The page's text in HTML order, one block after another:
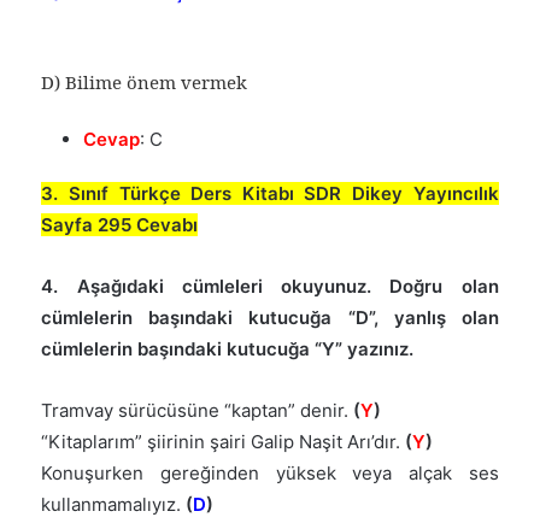
D) Bilime önem vermek
Cevap: C
3. Sınıf Türkçe Ders Kitabı SDR Dikey Yayıncılık
Sayfa 295 Cevabı
4. Aşağıdaki cümleleri okuyunuz. Doğru olan
cümlelerin başındaki kutucuğa “D”, yanlış olan
cümlelerin başındaki kutucuğa “Y” yazınız.
Tramvay sürücüsüne “kaptan” denir. (Y)
“Kitaplarım” şiirinin şairi Galip Naşit Arı’dır. (Y)
Konuşurken gereğinden yüksek veya alçak ses
kullanmamalıyız. (D)